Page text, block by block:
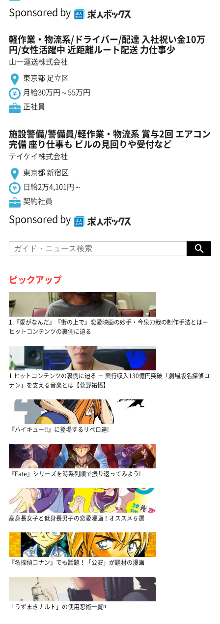
Sponsored by
軽作業・物流系/ドライバー/配達 入社祝い金10万
円/女性活躍中 近距離ルート配送 力仕事少
山一運送株式会社
東京都 足立区
月給30万円～55万円
正社員
施設警備/警備員/軽作業・物流系 賞与2回 エアコン
完備 座り仕事も ビルの見回りや受付など
テイケイ株式会社
東京都 新宿区
日給2万4,101円～
契約社員
Sponsored by
ピックアップ
1.『愛がなんだ』『街の上で』恋愛映画の妙手・今泉力哉の制作手法とは－
ヒットコンテンツの裏側に迫る
1.ヒットコンテンツの裏側に迫る － 興行収入130億円突破「劇場版名探偵コ
ナン」を支える音楽とは【菅野祐悟】
『ハイキュー!!』に登場するリベロ達!
『Fate』シリーズを時系列順で振り返ってみよう!
高身長女子と低身長男子の恋愛漫画！オススメ５選
『名探偵コナン』でも話題！「公安」が題材の漫画
「うずまきナルト」の使用忍術一覧‼